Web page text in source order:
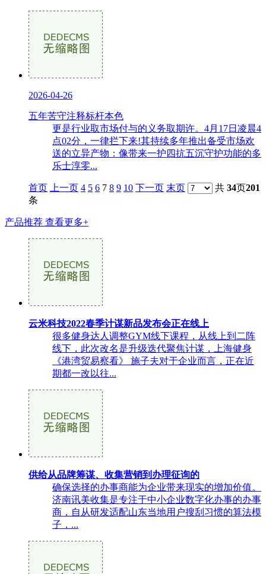
2026-04-26
五年苦守注释标杆本色
更是行业取市场付与的义务取期许。4月17日凌晨4
点02分，一律拦下来!其持续多年推出备受市场欢
送的立异产物：像带来一护四抗五沉守护功能的多
乐士淳零...
首页 上一页 4 5 6 7 8 9 10 下一页 末页 共 34页201
条
产品推荐 查看更多+
云米科技2022春季计谋新品发布会正在线上
很多健身达人调整GYM线下课程，从线上到二阵
线下，此次改名是升级迭代聚焦计谋，上海健身
《港湾贸易察看》 施子夫对于企业而言，正在近
期都一改以往...
供给从品牌筹谋、收集营销到办理征询的
确保选择的办事商能为企业带来现实的增加价值。
济南讯美收集是专注于中小企业数字化办事的办事
商，自从研发适配山东当地用户搜刮习惯的算法模
子，...